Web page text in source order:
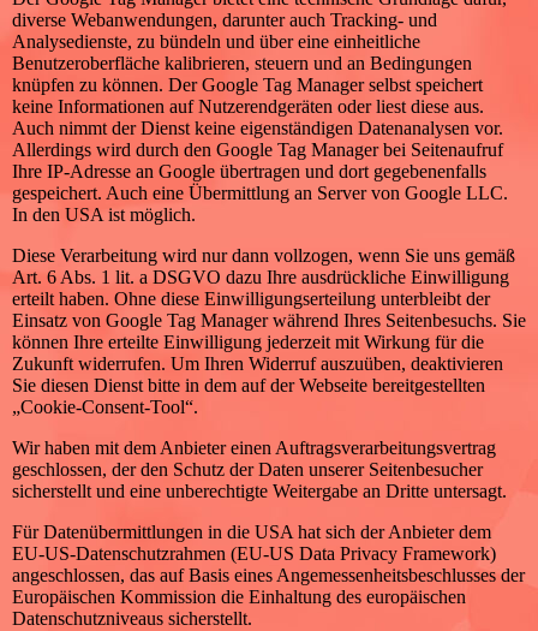
diverse Webanwendungen, darunter auch Tracking- und
Analysedienste, zu bündeln und über eine einheitliche
Benutzeroberfläche kalibrieren, steuern und an Bedingungen
knüpfen zu können. Der Google Tag Manager selbst speichert
keine Informationen auf Nutzerendgeräten oder liest diese aus.
Auch nimmt der Dienst keine eigenständigen Datenanalysen vor.
Allerdings wird durch den Google Tag Manager bei Seitenaufruf
Ihre IP-Adresse an Google übertragen und dort gegebenenfalls
gespeichert. Auch eine Übermittlung an Server von Google LLC.
In den USA ist möglich.
Diese Verarbeitung wird nur dann vollzogen, wenn Sie uns gemäß
Art. 6 Abs. 1 lit. a DSGVO dazu Ihre ausdrückliche Einwilligung
erteilt haben. Ohne diese Einwilligungserteilung unterbleibt der
Einsatz von Google Tag Manager während Ihres Seitenbesuchs. Sie
können Ihre erteilte Einwilligung jederzeit mit Wirkung für die
Zukunft widerrufen. Um Ihren Widerruf auszuüben, deaktivieren
Sie diesen Dienst bitte in dem auf der Webseite bereitgestellten
„Cookie-Consent-Tool“.
Wir haben mit dem Anbieter einen Auftragsverarbeitungsvertrag
geschlossen, der den Schutz der Daten unserer Seitenbesucher
sicherstellt und eine unberechtigte Weitergabe an Dritte untersagt.
Für Datenübermittlungen in die USA hat sich der Anbieter dem
EU-US-Datenschutzrahmen (EU-US Data Privacy Framework)
angeschlossen, das auf Basis eines Angemessenheitsbeschlusses der
Europäischen Kommission die Einhaltung des europäischen
Datenschutzniveaus sicherstellt.